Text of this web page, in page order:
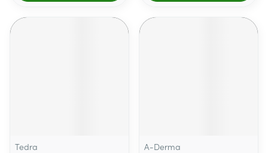
Tedra
A-Derma